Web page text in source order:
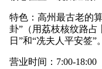
特色：高州最古老的
卦”（用荔枝核纹路占
日”和“冼夫人平安签”。
营业时间：7:00-18:00